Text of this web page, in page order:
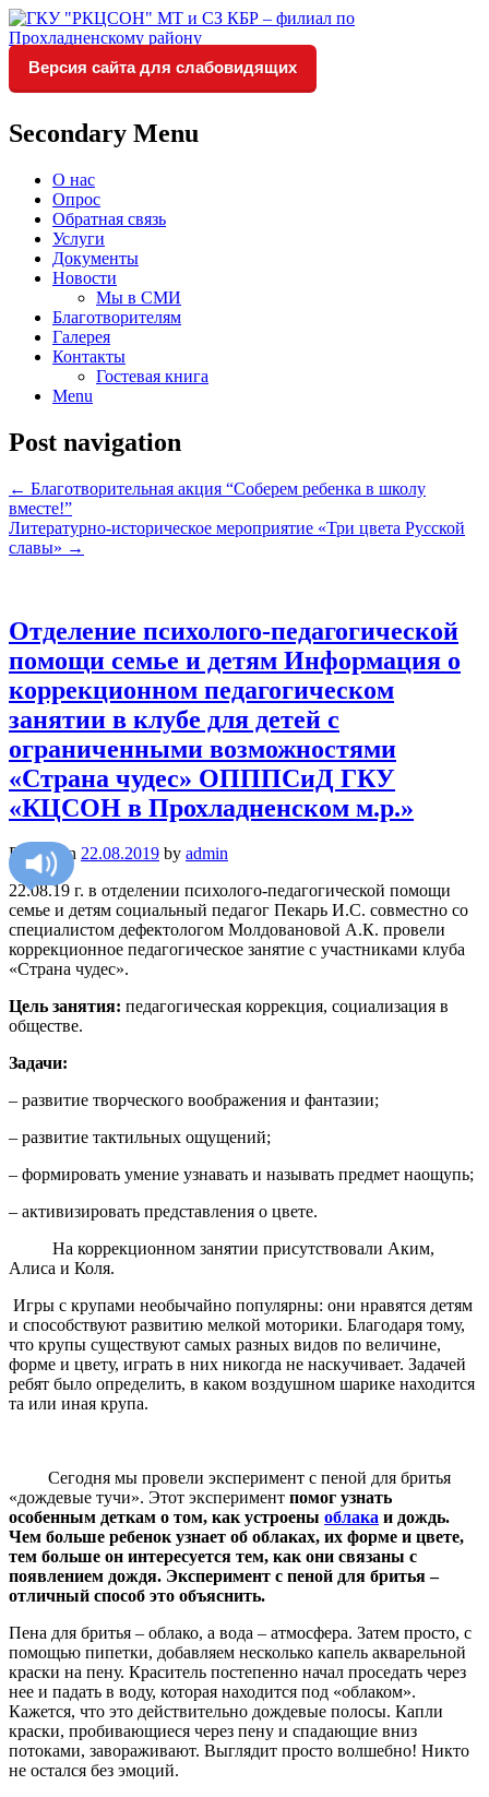
ГКУ "РКЦСОН" МТ и СЗ
КБР – филиал по
Прохладненскому району
Социальное обслуживание в
Версия сайта для слабовидящих
Secondary Menu
О нас
Опрос
Обратная связь
Услуги
Документы
Новости
Мы в СМИ
Благотворителям
Галерея
Контакты
Гостевая книга
Menu
Post navigation
← Благотворительная акция “Соберем ребенка в школу
вместе!”
Литературно-историческое мероприятие «Три цвета Русской
славы» →
Отделение психолого-педагогической
помощи семье и детям Информация о
коррекционном педагогическом
занятии в клубе для детей с
ограниченными возможностями
«Страна чудес» ОПППСиД ГКУ
«КЦСОН в Прохладненском м.р.»
Posted on 22.08.2019 by admin
22.08.19 г. в отделении психолого-педагогической помощи
семье и детям социальный педагог Пекарь И.С. совместно со
специалистом дефектологом Молдовановой А.К. провели
коррекционное педагогическое занятие с участниками клуба
«Страна чудес».
Цель занятия: педагогическая коррекция, социализация в
обществе.
Задачи:
– развитие творческого воображения и фантазии;
– развитие тактильных ощущений;
– формировать умение узнавать и называть предмет наощупь;
– активизировать представления о цвете.
На коррекционном занятии присутствовали Аким,
Алиса и Коля.
Игры с крупами необычайно популярны: они нравятся детям
и способствуют развитию мелкой моторики. Благодаря тому,
что крупы существуют самых разных видов по величине,
форме и цвету, играть в них никогда не наскучивает. Задачей
ребят было определить, в каком воздушном шарике находится
та или иная крупа.
Сегодня мы провели эксперимент с пеной для бритья
«дождевые тучи». Этот эксперимент помог узнать
особенным деткам о том, как устроены облака и дождь.
Чем больше ребенок узнает об облаках, их форме и цвете,
тем больше он интересуется тем, как они связаны с
появлением дождя. Эксперимент с пеной для бритья –
отличный способ это объяснить.
Пена для бритья – облако, а вода – атмосфера. Затем просто, с
помощью пипетки, добавляем несколько капель акварельной
краски на пену. Краситель постепенно начал проседать через
нее и падать в воду, которая находится под «облаком».
Кажется, что это действительно дождевые полосы. Капли
краски, пробивающиеся через пену и спадающие вниз
потоками, завораживают. Выглядит просто волшебно! Никто
не остался без эмоций.